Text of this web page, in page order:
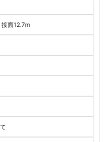
面12.7m